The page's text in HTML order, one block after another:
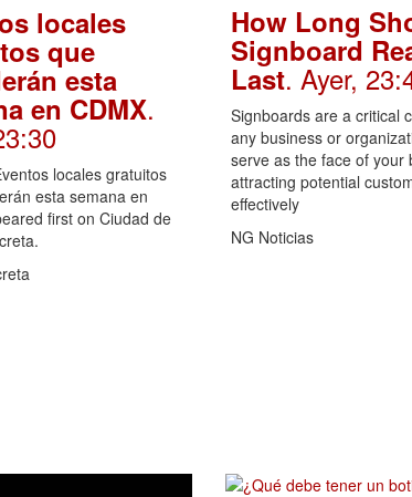
locales
que
esta
en CDMX.
locales gratuitos
esta semana en
first on Ciudad de
How Long
Signboard
Last. Ayer,
Signboards are a critical
any business or
serve as the face of your
attracting potential
effectively
NG Noticias